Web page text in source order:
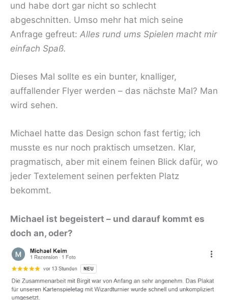
und habe dort gar nicht so schlecht
abgeschnitten. Umso mehr hat mich seine
Anfrage gefreut: Alles rund ums Spielen macht mir
einfach Spaß.
Dieses Mal sollte es ein bunter, knalliger,
auffallender Flyer werden – das nächste Mal? Man
wird sehen.
Michael hatte das Design schon fast fertig; ich
musste es nur noch praktisch umsetzen. Klar,
pragmatisch, aber mit einem feinen Blick dafür, wo
jeder Textelement seinen perfekten Platz
bekommt.
Michael ist begeistert – und darauf kommt es
doch an, oder?